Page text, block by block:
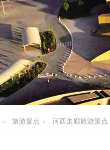
旅游景点 河西走廊旅游景点